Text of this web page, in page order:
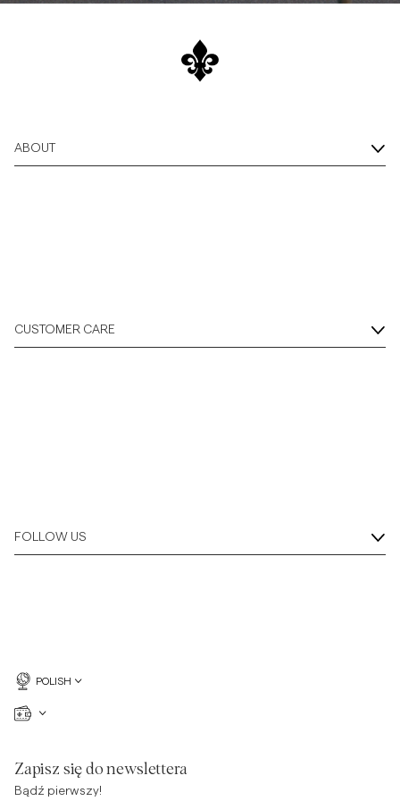
ABOUT
CUSTOMER CARE
FOLLOW US
POLISH
Zapisz się do newslettera
Bądź pierwszy!